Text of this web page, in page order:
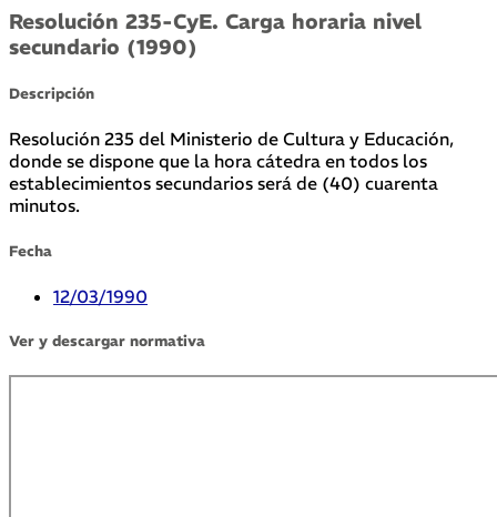
Resolución 235-CyE. Carga horaria nivel
secundario (1990)
Descripción
Resolución 235 del Ministerio de Cultura y Educación,
donde se dispone que la hora cátedra en todos los
establecimientos secundarios será de (40) cuarenta
minutos.
Fecha
12/03/1990
Ver y descargar normativa